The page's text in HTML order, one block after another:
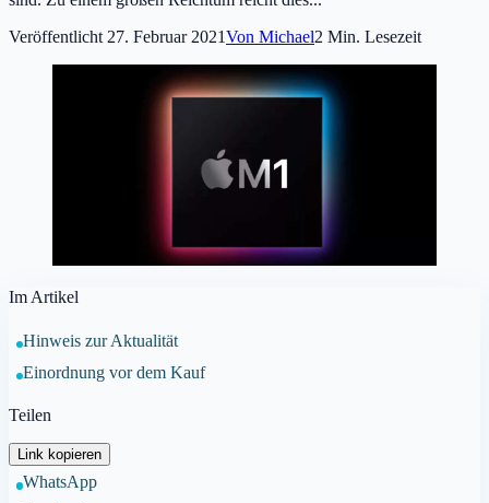
Veröffentlicht 27. Februar 2021Von Michael2 Min. Lesezeit
Im Artikel
Hinweis zur Aktualität
Einordnung vor dem Kauf
Teilen
Link kopieren
WhatsApp